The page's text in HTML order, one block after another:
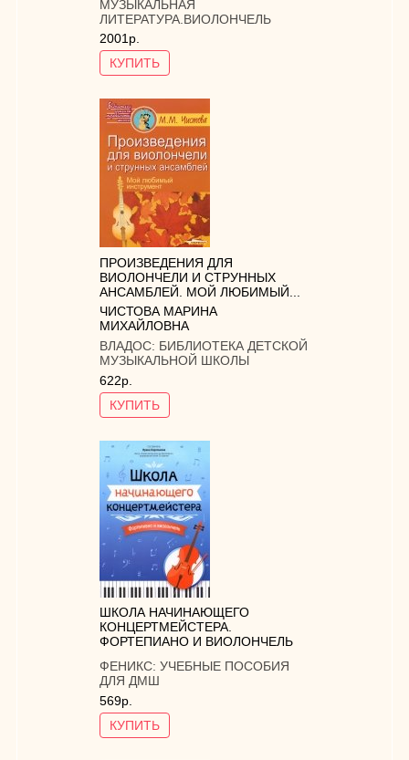
МУЗЫКАЛЬНАЯ
ЛИТЕРАТУРА.ВИОЛОНЧЕЛЬ
2001р.
КУПИТЬ
ПРОИЗВЕДЕНИЯ ДЛЯ
ВИОЛОНЧЕЛИ И СТРУННЫХ
АНСАМБЛЕЙ. МОЙ ЛЮБИМЫЙ...
ЧИСТОВА МАРИНА
МИХАЙЛОВНА
ВЛАДОС: БИБЛИОТЕКА ДЕТСКОЙ
МУЗЫКАЛЬНОЙ ШКОЛЫ
622р.
КУПИТЬ
ШКОЛА НАЧИНАЮЩЕГО
КОНЦЕРТМЕЙСТЕРА.
ФОРТЕПИАНО И ВИОЛОНЧЕЛЬ
ФЕНИКС: УЧЕБНЫЕ ПОСОБИЯ
ДЛЯ ДМШ
569р.
КУПИТЬ